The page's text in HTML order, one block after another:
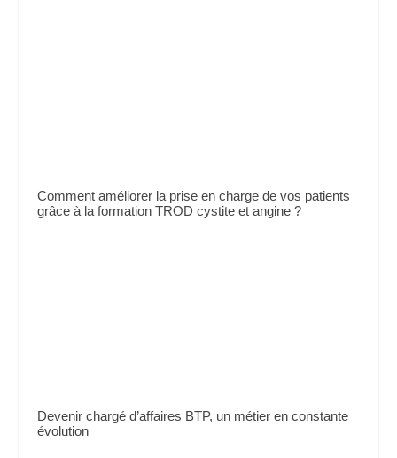
Comment améliorer la prise en charge de vos patients
grâce à la formation TROD cystite et angine ?
Devenir chargé d’affaires BTP, un métier en constante
évolution